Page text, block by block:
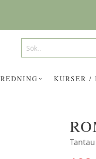
Search
Search
KURSER /
DIG?
Tantau